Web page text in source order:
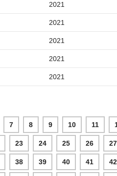
2021
2021
2021
2021
2021
7 8 9 10 11
23 24 25 26 27
38 39 40 41 42